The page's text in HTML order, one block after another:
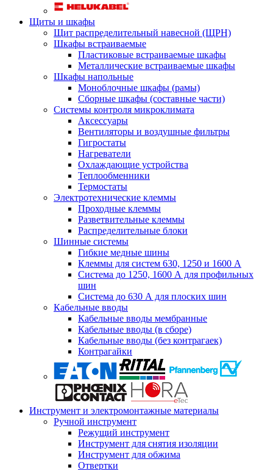
Щиты и шкафы
Щит распределительный навесной (ЩРН)
Шкафы встраиваемые
Пластиковые встраиваемые шкафы
Металлические встраиваемые шкафы
Шкафы напольные
Моноблочные шкафы (рамы)
Сборные шкафы (составные части)
Системы контроля микроклимата
Аксессуары
Вентиляторы и воздушные фильтры
Гигростаты
Нагреватели
Охлаждающие устройства
Теплообменники
Термостаты
Электротехнические клеммы
Проходные клеммы
Разветвительные клеммы
Распределительные блоки
Шинные системы
Гибкие медные шины
Клеммы для систем 630, 1250 и 1600 А
Система до 1250, 1600 А для профильных
шин
Система до 630 А для плоских шин
Кабельные вводы
Кабельные вводы мембранные
Кабельные вводы (в сборе)
Кабельные вводы (без контрагаек)
Контрагайки
Инструмент и электромонтажные материалы
Ручной инструмент
Режущий инструмент
Инструмент для снятия изоляции
Инструмент для обжима
Отвертки